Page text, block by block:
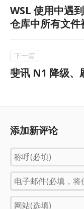
WSL 使用中遇
仓库中所有文
斐讯 N1 降级
添加新评论